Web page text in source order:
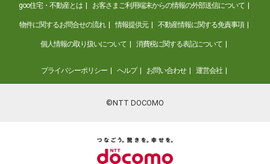
goo住宅・不動産とは お客さまご利用端末からの情報の外部送信について
物件に関するお問合せの流れ 情報提供元 不動産情報に関する免責事項
個人情報の取り扱いについて 消費税に関する表記について
プライバシーポリシー ヘルプ お問い合わせ 運営会社
©NTT DOCOMO